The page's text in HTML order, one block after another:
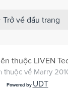
Trở về đầu trang
thuộc LIVEN
thuộc về Marry
Powered by UDT